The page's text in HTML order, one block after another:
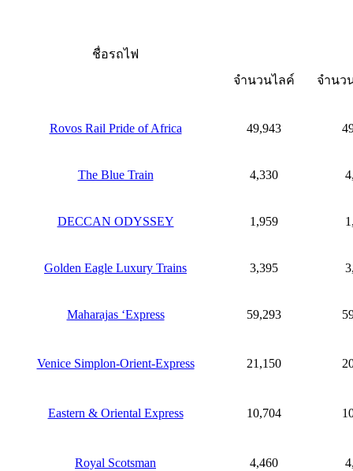
ชื่อรถไฟ
จำนวนไลค์
จำนว
Rovos Rail Pride of Africa 49,943
The Blue Train 4,330
DECCAN ODYSSEY 1,959
Golden Eagle Luxury Trains 3,395
Maharajas ‘Express 59,293
Venice Simplon-Orient-Express 21,150
Eastern & Oriental Express 10,704
Royal Scotsman 4,460